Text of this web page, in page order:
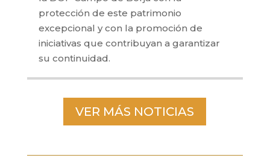
protección de este patrimonio
excepcional y con la promoción de
iniciativas que contribuyan a garantizar
su continuidad.
VER MÁS NOTICIAS